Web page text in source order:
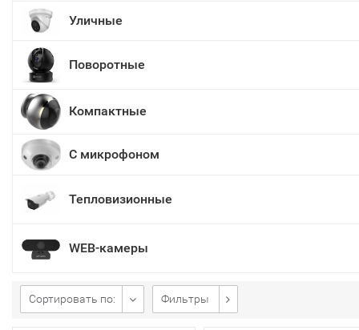
Уличные
Поворотные
Компактные
С микрофоном
Тепловизионные
WEB-камеры
Сортировать по: Фильтры